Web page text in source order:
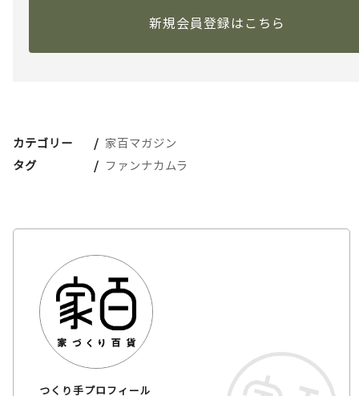
新規会員登録はこちら
カテゴリー
家百マガジン
タグ
ファンナカムラ
つくり手プロフィール